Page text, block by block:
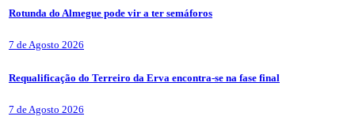
Rotunda do Almegue pode vir a ter semáforos
7 de Agosto 2026
Requalificação do Terreiro da Erva encontra-se na fase final
7 de Agosto 2026